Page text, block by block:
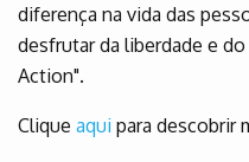
diferença na vida das
desfrutar da liberdade e
Action".
Clique aqui para descobrir